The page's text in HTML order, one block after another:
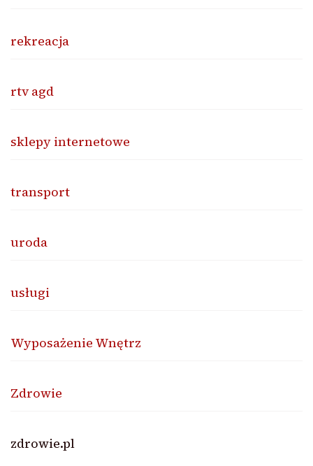
rekreacja
rtv agd
sklepy internetowe
transport
uroda
usługi
Wyposażenie Wnętrz
Zdrowie
zdrowie.pl